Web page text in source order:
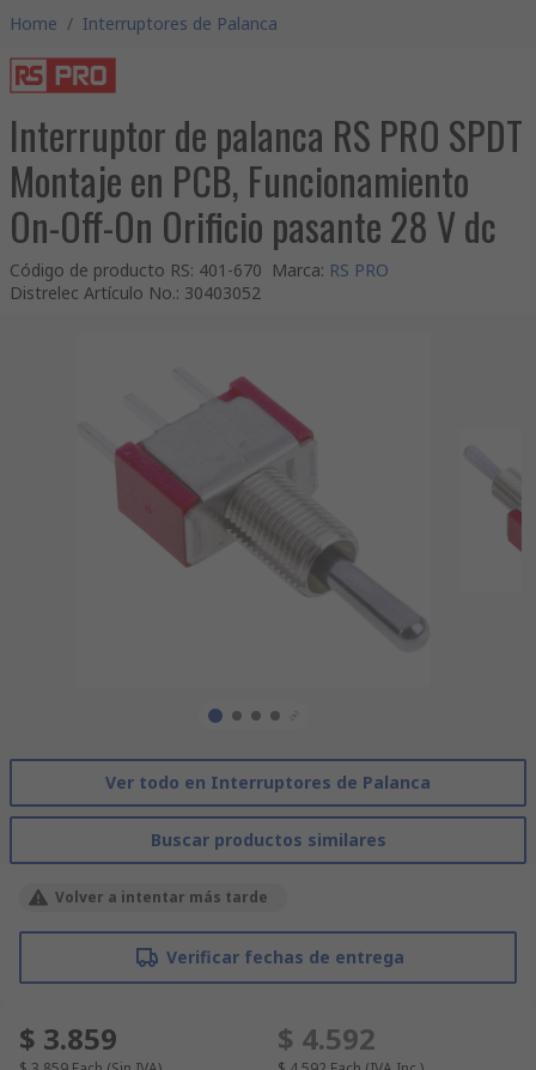
Home / Interruptores de Palanca
Interruptor de palanca RS PRO SPDT
Montaje en PCB, Funcionamiento
On-Off-On Orificio pasante 28 V dc
Código de producto RS: 401-670 Marca: RS PRO
Distrelec Artículo No.: 30403052
Ver todo en Interruptores de Palanca
Buscar productos similares
Volver a intentar más tarde
Verificar fechas de entrega
$ 3.859 $ 4.592